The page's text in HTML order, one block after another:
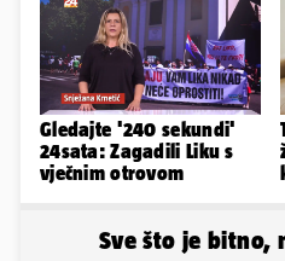
Gledajte '240 sekundi'
24sata: Zagadili Liku s
vječnim otrovom
Sve što je bitno,